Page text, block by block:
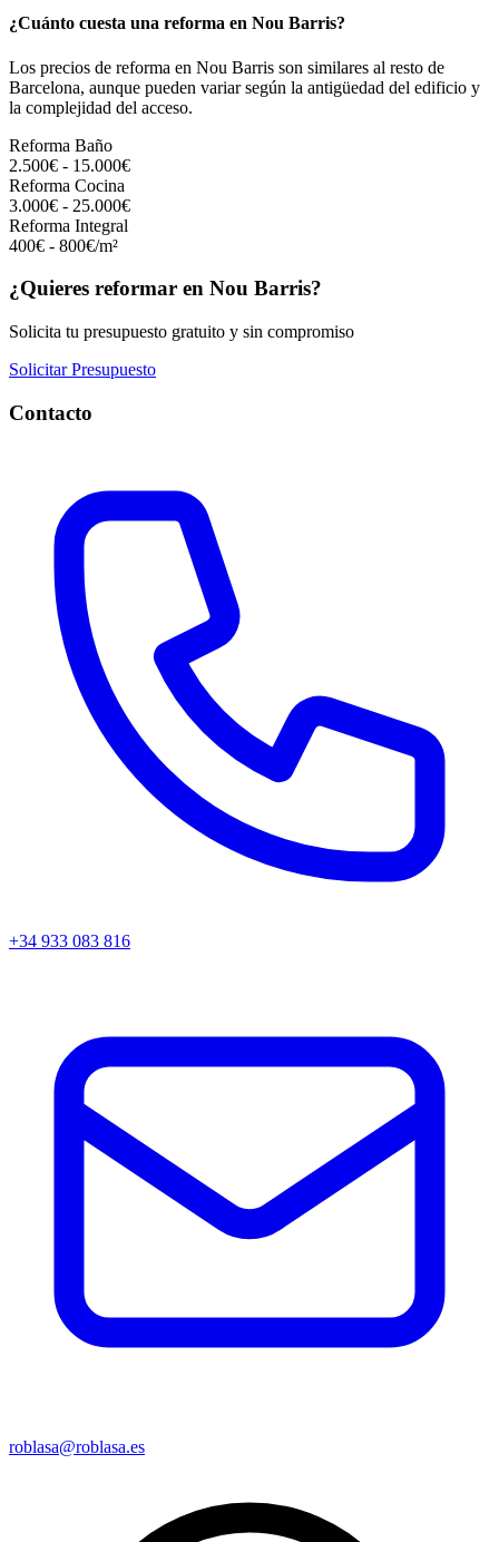
¿Cuánto cuesta una reforma en Nou Barris?
Los precios de reforma en Nou Barris son similares al resto de
Barcelona, aunque pueden variar según la antigüedad del edificio y
la complejidad del acceso.
Reforma Baño
2.500€ - 15.000€
Reforma Cocina
3.000€ - 25.000€
Reforma Integral
400€ - 800€/m²
¿Quieres reformar en Nou Barris?
Solicita tu presupuesto gratuito y sin compromiso
Solicitar Presupuesto
Contacto
+34 933 083 816
roblasa@roblasa.es